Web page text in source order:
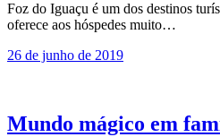
Foz do Iguaçu é um dos destinos
oferece aos hóspedes muito…
26 de junho de 2019
Mundo mágico em